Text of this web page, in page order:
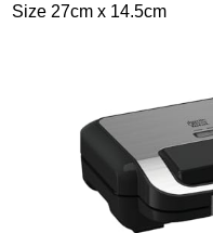
Size 27cm x 14.5cm